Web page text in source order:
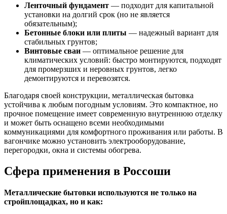
Ленточный фундамент — подходит для капитальной
установки на долгий срок (но не является
обязательным);
Бетонные блоки или плиты — надежный вариант для
стабильных грунтов;
Винтовые сваи — оптимальное решение для
климатических условий: быстро монтируются, подходят
для промерзших и неровных грунтов, легко
демонтируются и перевозятся.
Благодаря своей конструкции, металлическая бытовка
устойчива к любым погодным условиям. Это компактное, но
прочное помещение имеет современную внутреннюю отделку
и может быть оснащено всеми необходимыми
коммуникациями для комфортного проживания или работы. В
вагончике можно установить электрооборудование,
перегородки, окна и системы обогрева.
Сфера применения в Россоши
Металлические бытовки используются не только на
стройплощадках, но и как: